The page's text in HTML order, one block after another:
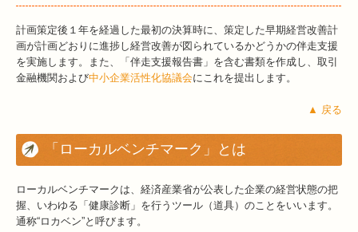
計画策定後１年を経過した最初の決算時に、策定した早期経営改善計
画が計画どおりに進捗し経営改善が図られているかどうかの伴走支援
を実施します。また、「伴走支援報告書」を含む書類を作成し、取引
金融機関および中小企業活性化協議会にこれを提出します。
▲ 戻る
「ローカルベンチマーク」とは
ローカルベンチマークは、経済産業省が公表した企業の経営状態の把
握、いわゆる「健康診断」を行うツール（道具）のことをいいます。
通称“ロカベン”と呼びます。